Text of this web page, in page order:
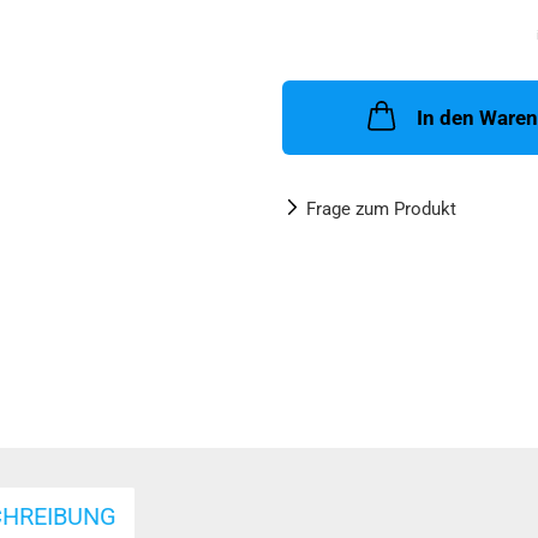
In den
Frage zum Produkt